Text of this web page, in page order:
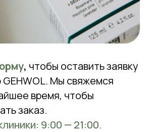
, чтобы оставить заявку
Мы свяжемся
время, чтобы
заказ.
9:00 — 21:00.